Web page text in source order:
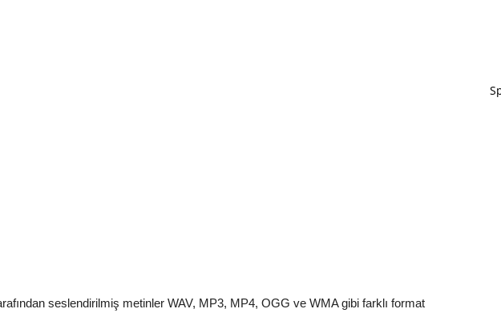
seslendirilmiş metinler WAV, MP3, MP4, OGG ve WMA gibi farklı format